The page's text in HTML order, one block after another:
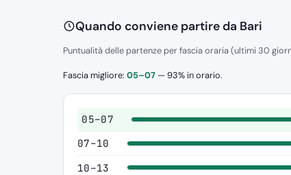
Quando conviene partire da Bari
Puntualità delle partenze per fascia oraria (ultimi 30
Fascia migliore: 05–07 — 93% in orario.
05–07
07–10
10–13